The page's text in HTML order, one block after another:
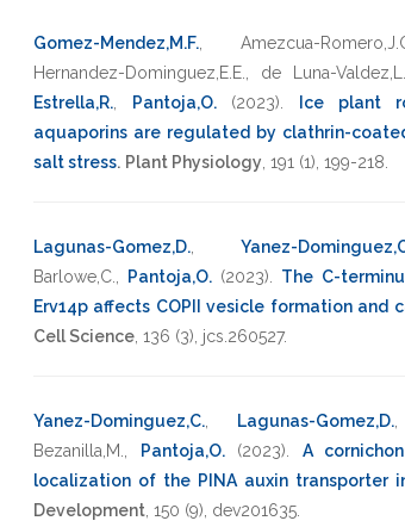
Gomez-Mendez,M.F. Amezcua-
Hernandez-Dominguez,E.E.
de Luna-
Estrella,R.
Pantoja,O. (2023)
Ice plant
aquaporins are regulated by clathrin-
salt stress. Plant Physiology 191 (1), 199-218
Lagunas-Gomez,D. Yanez-
Barlowe,C.
Pantoja,O. (2023)
The C-
Erv14p affects COPII vesicle formation and
Cell Science 136 (3), jcs.260527.
Yanez-Dominguez,C. Lagunas-Gomez,D.
Bezanilla,M.
Pantoja,O. (2023)
A
localization of the PINA auxin transporter
Development 150 (9), dev201635